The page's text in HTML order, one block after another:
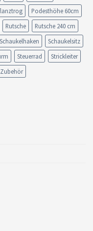
Podesthöhe 60cm
Rutsche
Rutsche 240 cm
Schaukelhaken
Schaukelsitz
Steuerrad
Strickleiter
Zubehör